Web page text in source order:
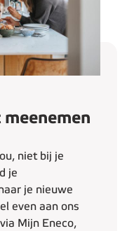
niet bij je
je
je nieuwe
even aan ons
Mijn Eneco,